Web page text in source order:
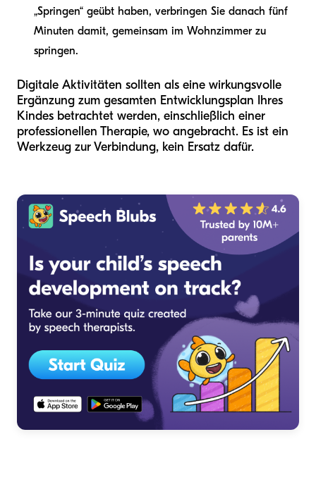
„Springen“ geübt haben, verbringen Sie danach fünf
Minuten damit, gemeinsam im Wohnzimmer zu
springen.
Digitale Aktivitäten sollten als eine wirkungsvolle
Ergänzung zum gesamten Entwicklungsplan Ihres
Kindes betrachtet werden, einschließlich einer
professionellen Therapie, wo angebracht. Es ist ein
Werkzeug zur Verbindung, kein Ersatz dafür.